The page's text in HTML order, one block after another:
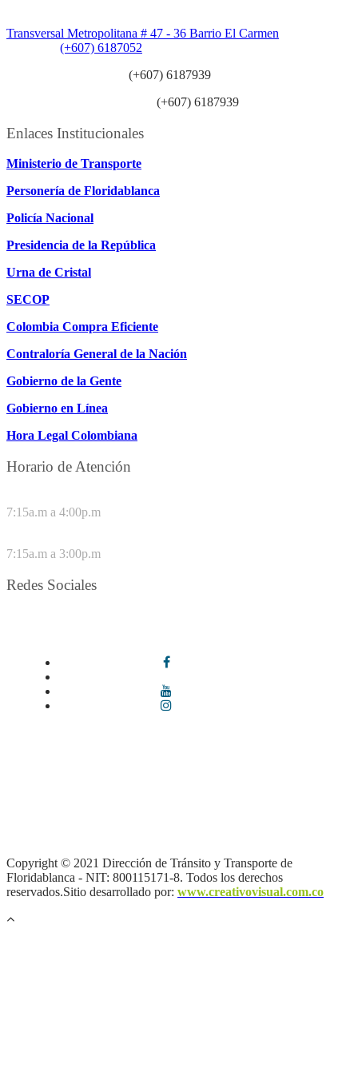
Transversal Metropolitana # 47 - 36 Barrio El Carmen
(+607) 6187052
(+607) 6187939
(+607) 6187939
Enlaces Institucionales
Ministerio de Transporte
Personería de Floridablanca
Policía Nacional
Presidencia de la República
Urna de Cristal
SECOP
Colombia Compra Eficiente
Contraloría General de la Nación
Gobierno de la Gente
Gobierno en Línea
Hora Legal Colombiana
Horario de Atención
7:15a.m a 4:00p.m
7:15a.m a 3:00p.m
Redes Sociales
Copyright © 2021 Dirección de Tránsito y Transporte de
Floridablanca - NIT: 800115171-8. Todos los derechos
reservados.Sitio desarrollado por: www.creativovisual.com.co